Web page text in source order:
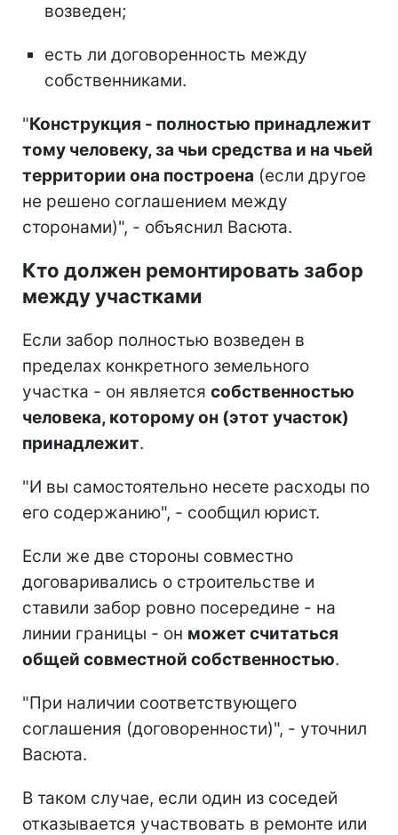
возведен;
есть ли договоренность между
собственниками.
"Конструкция - полностью принадлежит
тому человеку, за чьи средства и на чьей
территории она построена (если другое
не решено соглашением между
сторонами)", - объяснил Васюта.
Кто должен ремонтировать забор
между участками
Если забор полностью возведен в
пределах конкретного земельного
участка - он является собственностью
человека, которому он (этот участок)
принадлежит.
"И вы самостоятельно несете расходы по
его содержанию", - сообщил юрист.
Если же две стороны совместно
договаривались о строительстве и
ставили забор ровно посередине - на
линии границы - он может считаться
общей совместной собственностью.
"При наличии соответствующего
соглашения (договоренности)", - уточнил
Васюта.
В таком случае, если один из соседей
отказывается участвовать в ремонте или